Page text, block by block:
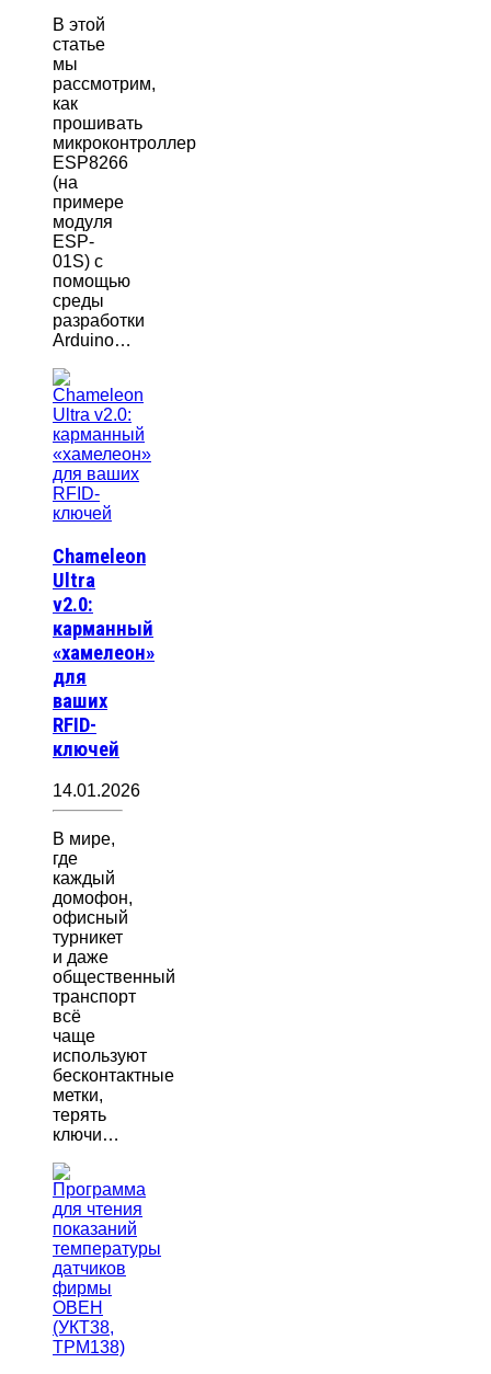
В этой
статье
мы
рассмотрим,
как
прошивать
микроконтроллер
ESP8266
(на
примере
модуля
ESP-
01S) с
помощью
среды
разработки
Arduino…
Chameleon
Ultra
v2.0:
карманный
«хамелеон»
для
ваших
RFID-
ключей
14.01.2026
В мире,
где
каждый
домофон,
офисный
турникет
и даже
общественный
транспорт
всё
чаще
используют
бесконтактные
метки,
терять
ключи…